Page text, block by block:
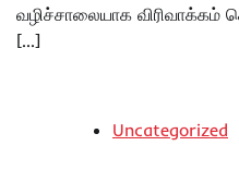
வழிச்சாலையாக விரிவாக்கம்
[…]
Uncategorized